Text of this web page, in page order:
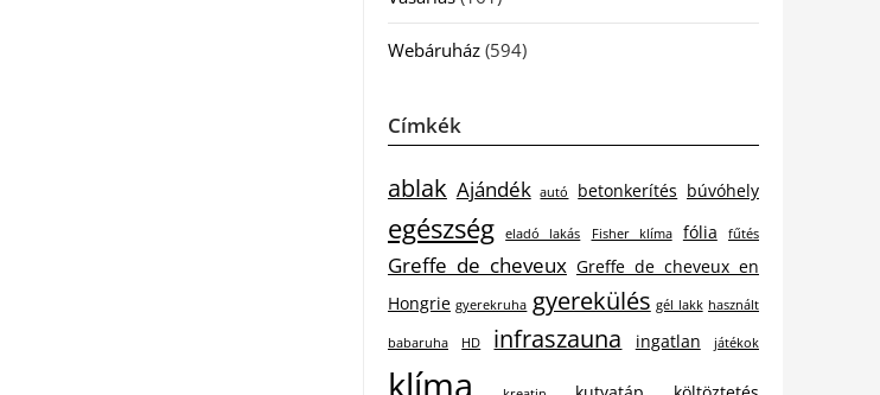
Webáruház(594)
Címkék
ablak Ajándék autó betonkerítés búvóhely
egészség eladó lakás Fisher klíma fólia fűtés
Greffe de cheveux Greffe de cheveux en
Hongrie gyerekruha gyerekülés gél lakk használt
babaruha HD infraszauna ingatlan játékok
klíma